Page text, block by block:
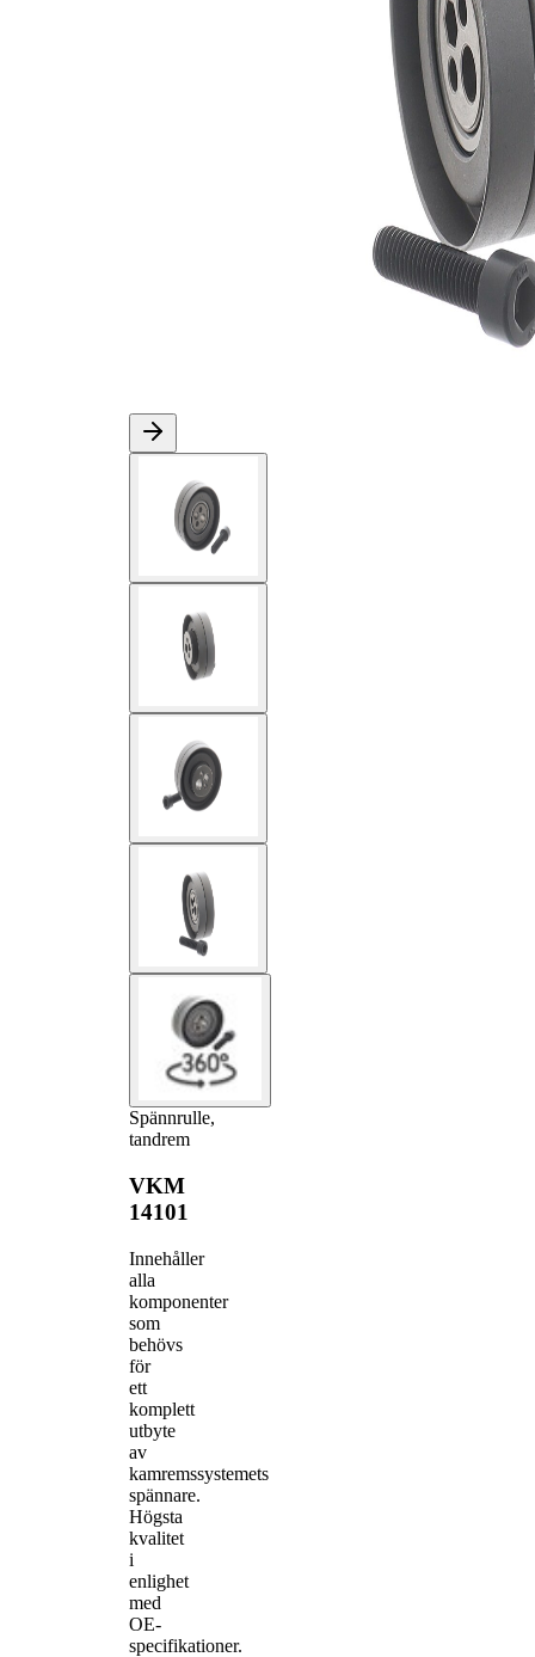
Spännrulle,
tandrem
VKM
14101
Innehåller
alla
komponenter
som
behövs
för
ett
komplett
utbyte
av
kamremssystemets
spännare.
Högsta
kvalitet
i
enlighet
med
OE-
specifikationer.